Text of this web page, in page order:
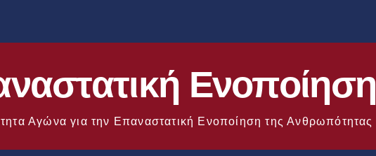
Ενοποίηση
Αγώνα για την Επαναστατική Ενοποίηση της Ανθρωπότητας